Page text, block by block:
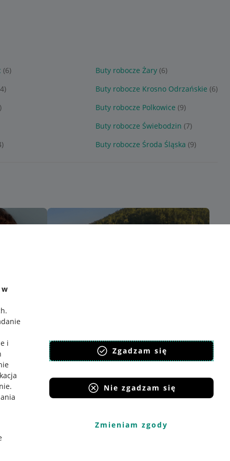
w
.
i
.
Zgadzam się
Nie zgadzam się
Zmieniam zgody
(6) Buty robocze Żary (6)
Buty robocze Krosno Odrzańskie (6)
Buty robocze Polkowice (9)
Buty robocze Świebodzin (7)
Buty robocze Środa Śląska (9)